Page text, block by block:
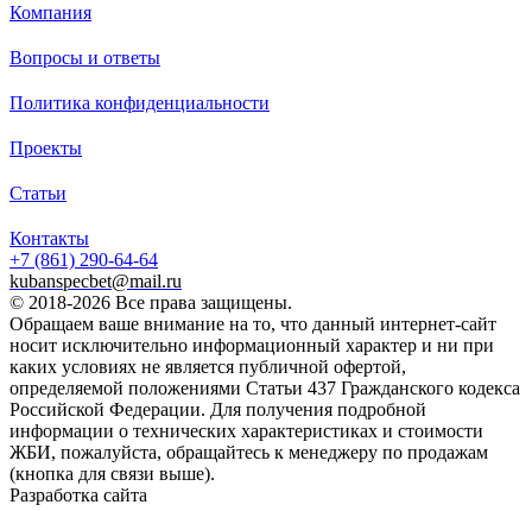
Компания
Вопросы и ответы
Политика конфиденциальности
Проекты
Статьи
Контакты
+7 (861) 290-64-64
kubanspecbet@mail.ru
© 2018-2026 Все права защищены.
Обращаем ваше внимание на то, что данный интернет-сайт
носит исключительно информационный характер и ни при
каких условиях не является публичной офертой,
определяемой положениями Статьи 437 Гражданского кодекса
Российской Федерации. Для получения подробной
информации о технических характеристиках и стоимости
ЖБИ, пожалуйста, обращайтесь к менеджеру по продажам
(кнопка для связи выше).
Разработка сайта